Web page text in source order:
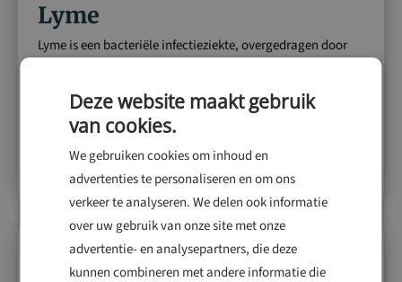
Lyme
Lyme is een bacteriële infectieziekte, overgedragen door
Lees meer
MEDICATIE
Deze website maakt gebruik
van cookies.
We gebruiken cookies om inhoud en
advertenties te personaliseren en om ons
verkeer te analyseren. We delen ook informatie
over uw gebruik van onze site met onze
advertentie- en analysepartners, die deze
kunnen combineren met andere informatie die